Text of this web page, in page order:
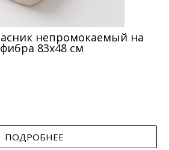
непромокаемый на
83х48 см
ПОДРОБНЕЕ